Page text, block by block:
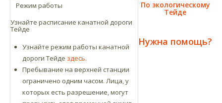
Режим работы
Узнайте расписание канатной дороги
Тейде
Узнайте режим работы канатной
дороги Тейде здесь.
Пребывание на верхней станции
ограничено одним часом. Лица, у
которых есть разрешение, могут
По экологическому
Тейде
Нужна помощь?